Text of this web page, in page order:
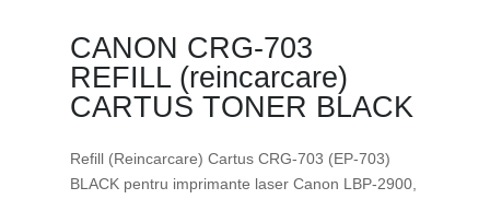
CANON CRG-703
REFILL (reincarcare)
CARTUS TONER BLACK
Refill (Reincarcare) Cartus CRG-703 (EP-703)
BLACK pentru imprimante laser Canon LBP-2900,